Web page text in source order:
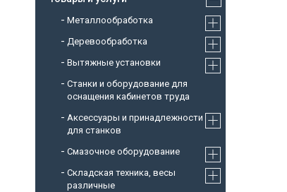
Металлообработка
Деревообработка
Вытяжные установки
Станки и оборудование для
оснащения кабинетов труда
Аксессуары и принадлежности
для станков
Смазочное оборудование
Складская техника, весы
различные